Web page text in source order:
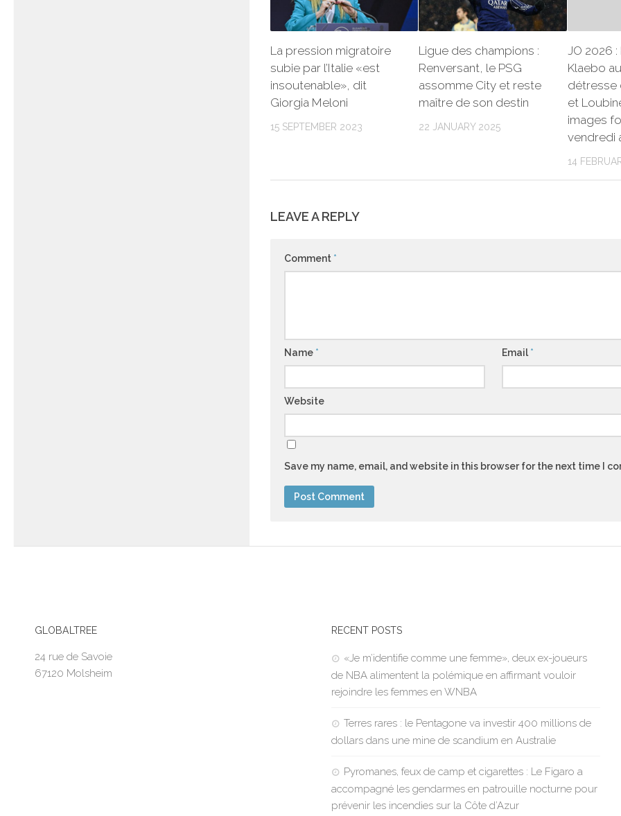
La pression migratoire
subie par l’Italie «est
insoutenable», dit
Giorgia Meloni
15 SEPTEMBER 2023
Ligue des champions :
Renversant, le PSG
assomme City et reste
maître de son destin
22 JANUARY 2025
JO 2026
Klaebo
détresse
et
images
vendredi
14
LEAVE A REPLY
Comment *
Name * Email*
Website
Save my name, email, and website in this browser for the next time I
GLOBALTREE
24 rue de Savoie
67120 Molsheim
RECENT POSTS
«Je m’identifie comme une femme», deux ex-joueurs
de NBA alimentent la polémique en affirmant vouloir
rejoindre les femmes en WNBA
Terres rares : le Pentagone va investir 400 millions de
dollars dans une mine de scandium en Australie
Pyromanes, feux de camp et cigarettes : Le Figaro a
accompagné les gendarmes en patrouille nocturne pour
prévenir les incendies sur la Côte d’Azur